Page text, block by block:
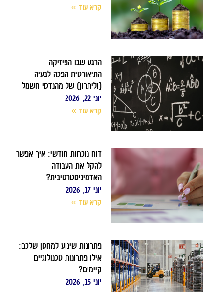
קרא עוד »
הרגע שבו הפיזיקה
התיאורטית הפכה לבעיה
(וליתרון) של מהנדסי חשמל
יוני 22, 2026
קרא עוד »
דוח נוכחות חודשי: איך אפשר
להקל את העבודה
האדמיניסטרטיבית?
יוני 17, 2026
קרא עוד »
פתרונות שינוע למחסן שלכם:
אילו פתרונות טכנולוגיים
קיימים?
יוני 15, 2026